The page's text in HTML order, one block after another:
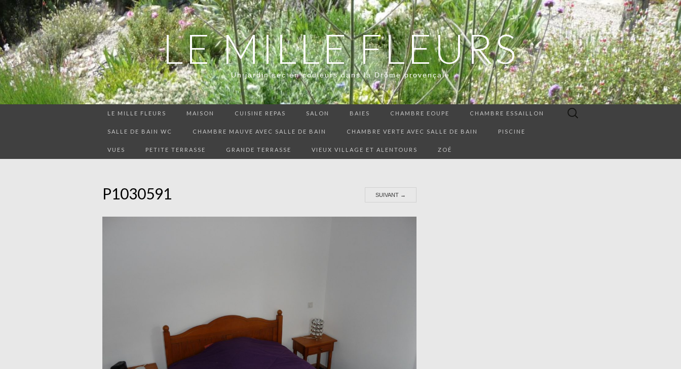
LE MILLE FLEURS
Un jardin sec en couleurs dans la Drôme provençale
LE MILLE FLEURS MAISON CUISINE REPAS SALON BAIES CHAMBRE EOUPE CHAMBRE ESSAILLON
SALLE DE BAIN WC CHAMBRE MAUVE AVEC SALLE DE BAIN CHAMBRE VERTE AVEC SALLE DE BAIN PISCINE
VUES PETITE TERRASSE GRANDE TERRASSE VIEUX VILLAGE ET ALENTOURS ZOÉ
Rechercher :
P1030591 SUIVANT →